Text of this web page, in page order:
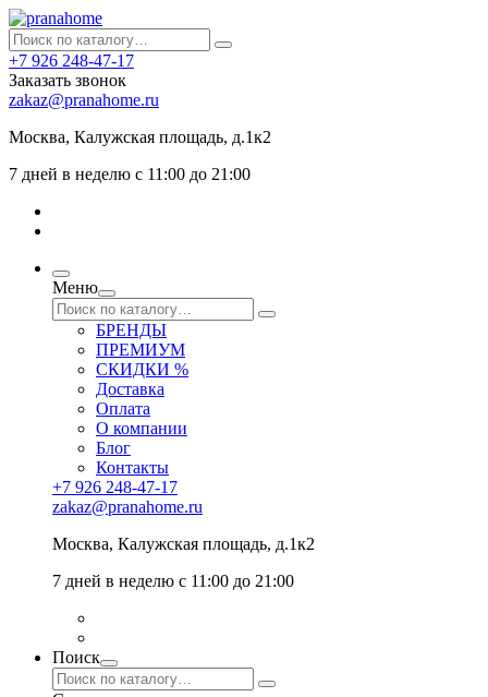
+7 926 248-47-17
Заказать звонок
zakaz@pranahome.ru
Москва, Калужская площадь, д.1к2
7 дней в неделю с 11:00 до 21:00
Меню
БРЕНДЫ
ПРЕМИУМ
СКИДКИ %
Доставка
Оплата
О компании
Блог
Контакты
+7 926 248-47-17
zakaz@pranahome.ru
Москва, Калужская площадь, д.1к2
7 дней в неделю с 11:00 до 21:00
Поиск